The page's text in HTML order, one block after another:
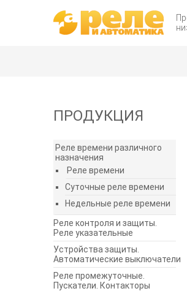
ПРОДУКЦИЯ
Реле времени различного
назначения
Реле времени
Суточные реле времени
Недельные реле времени
Реле контроля и защиты.
Реле указательные
Устройства защиты.
Автоматические выключатели
Реле промежуточные.
Пускатели. Контакторы